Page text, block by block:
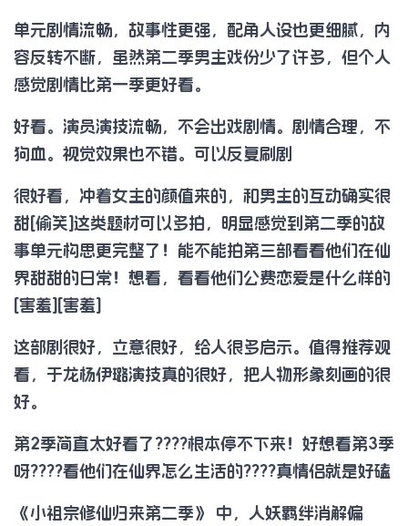
单元剧情流畅，故事性更强，配角人设也更细腻，内
容反转不断，虽然第二季男主戏份少了许多，但个人
感觉剧情比第一季更好看。
好看。演员演技流畅，不会出戏剧情。剧情合理，不
狗血。视觉效果也不错。可以反复刷剧
很好看，冲着女主的颜值来的，和男主的互动确实很
甜[偷笑]这类题材可以多拍，明显感觉到第二季的故
事单元构思更完整了！能不能拍第三部看看他们在仙
界甜甜的日常！想看，看看他们公费恋爱是什么样的
[害羞][害羞]
这部剧很好，立意很好，给人很多启示。值得推荐观
看，于龙杨伊璐演技真的很好，把人物形象刻画的很
好。
第2季简直太好看了????根本停不下来！好想看第3季
呀????看他们在仙界怎么生活的????真情侣就是好磕
《小祖宗修仙归来第二季》 中，人妖羁绊消解偏